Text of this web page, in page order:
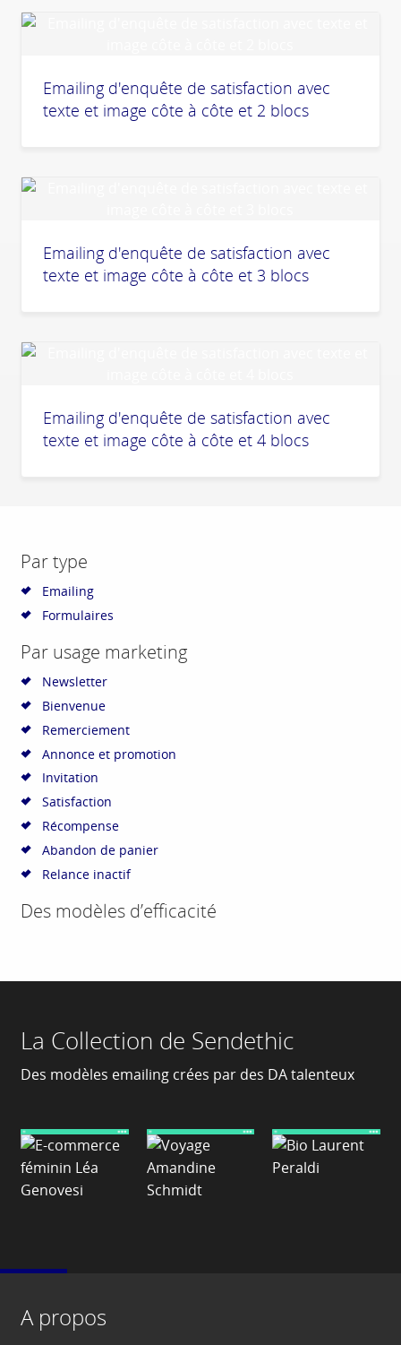
Emailing d'enquête de satisfaction avec
texte et image côte à côte et 2 blocs
Emailing d'enquête de satisfaction avec
texte et image côte à côte et 3 blocs
Emailing d'enquête de satisfaction avec
texte et image côte à côte et 4 blocs
Par type
Emailing
Formulaires
Par usage marketing
Newsletter
Bienvenue
Remerciement
Annonce et promotion
Invitation
Satisfaction
Récompense
Abandon de panier
Relance inactif
Des modèles d’efficacité
La Collection de Sendethic
Des modèles emailing crées par des DA talenteux
A propos